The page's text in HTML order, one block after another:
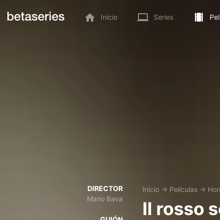
Inicio Series
DIRECTOR
Mario Bava
Inicio → Películas →
Il rosso